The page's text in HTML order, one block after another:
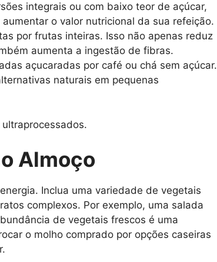
integrais ou com baixo teor de açúcar,
o valor nutricional da sua refeição.
por frutas inteiras. Isso não apenas reduz
aumenta a ingestão de fibras.
açucaradas por café ou chá sem açúcar.
naturais em pequenas
Almoço
Inclua uma variedade de vegetais
complexos. Por exemplo, uma salada
de vegetais frescos é uma
o molho comprado por opções caseiras